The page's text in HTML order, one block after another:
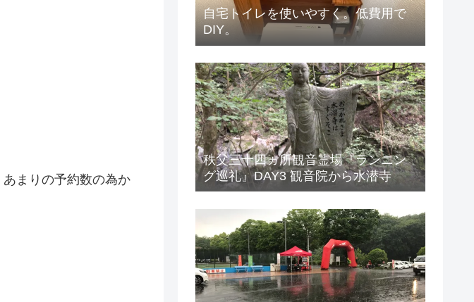
まりの予約数の為か
自宅トイレを使いやすく。低費用で
DIY。
秩父三十四ヵ所観音霊場『ランニン
グ巡礼』DAY3 観音院から水潜寺